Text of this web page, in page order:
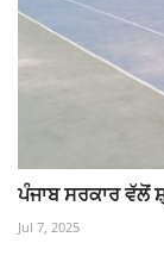
ਪੰਜਾਬ ਸਰਕਾਰ ਵੱਲੋਂ
Jul 7, 2025